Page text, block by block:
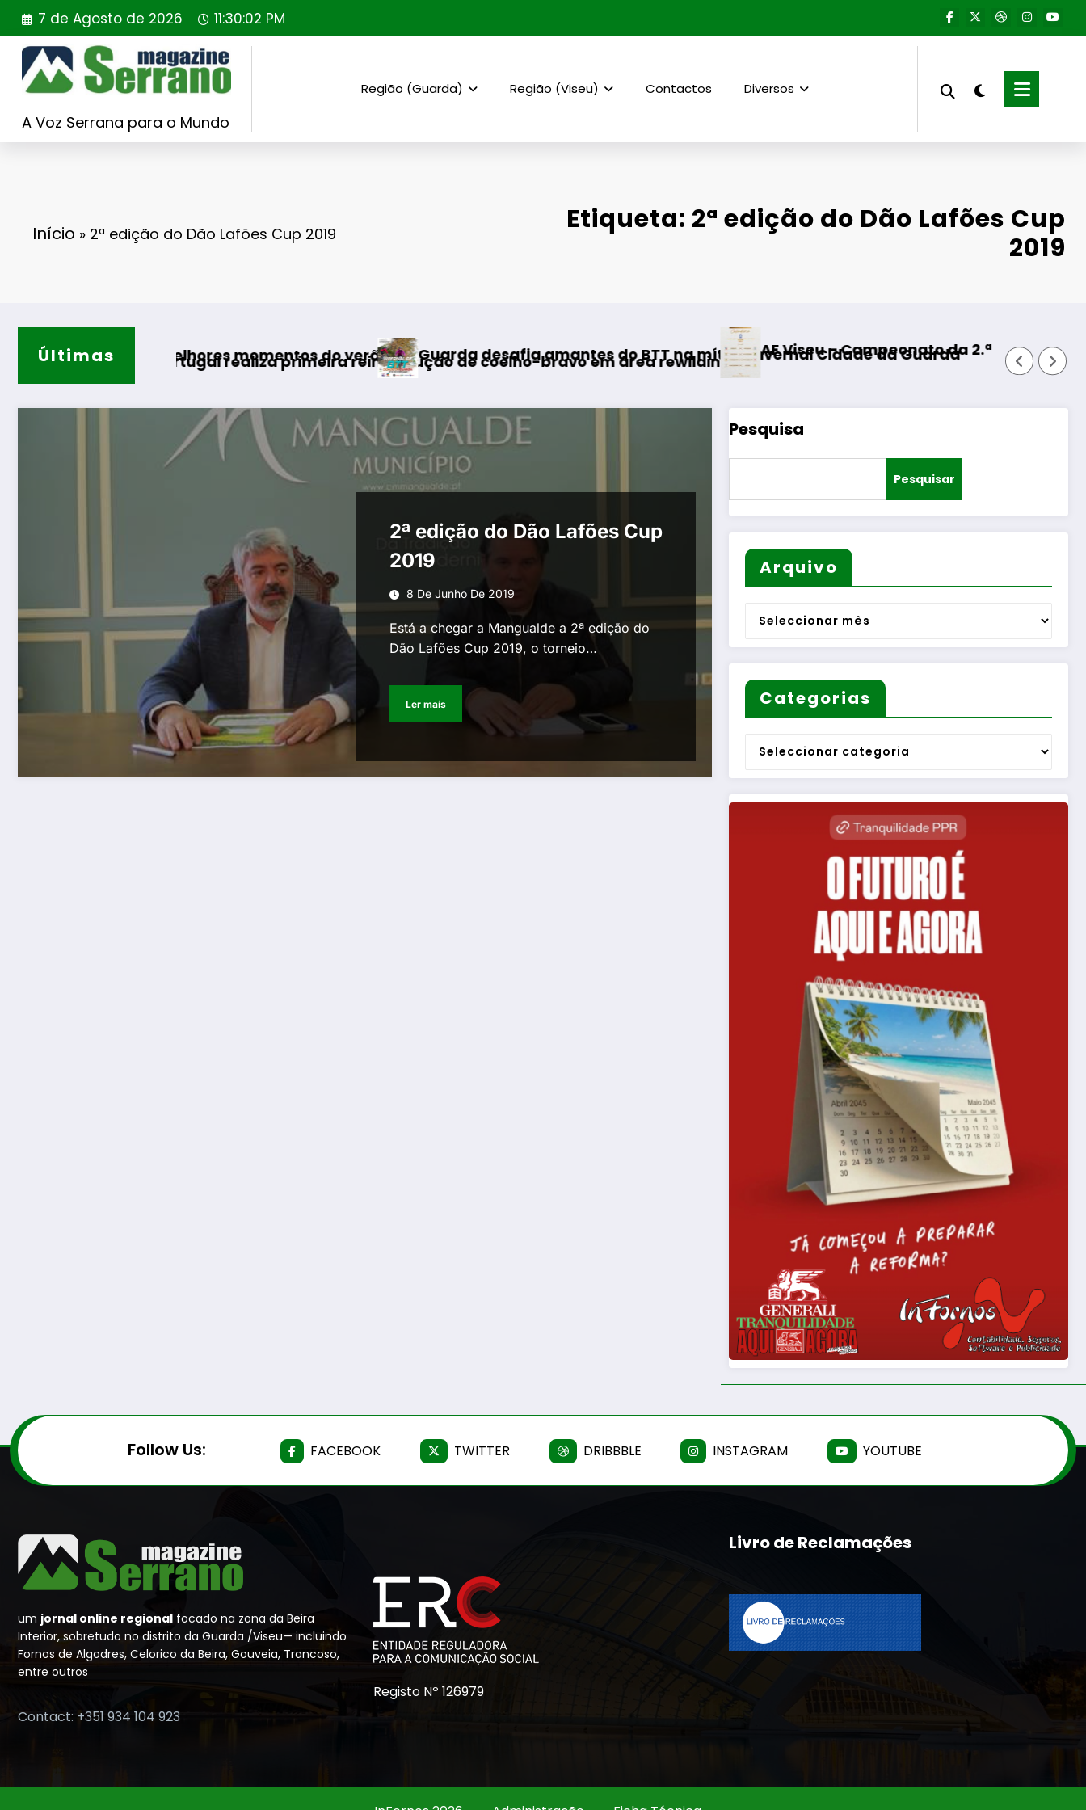
Saltar
para
conteúdo
7 de Agosto de 2026 11:30:03 PM
A Voz Serrana para o Mundo
Região (Guarda) Região (Viseu) Contactos Diversos
Início » 2ª edição do Dão Lafões Cup 2019
Etiqueta: 2ª edição do Dão Lafões Cup
2019
Últimas
os melhores momentos do verão
Portugal realiza primeira reintrodução de coelho-bravo em área rewilding
Guarda desafia amantes do BTT na mítica Invernal Cidade da Guarda
AF Viseu – Campeonato da 2.ª Divisão Distrital –Fornos de
2ª edição do Dão Lafões Cup
2019
8 De Junho De 2019
Está a chegar a Mangualde a 2ª edição do
Dão Lafões Cup 2019, o torneio…
Ler mais
Pesquisa
Pesquisar
Arquivo
Arquivo
Categorias
Categorias
Follow Us: FACEBOOK TWITTER DRIBBBLE INSTAGRAM YOUTUBE
um jornal online regional focado na zona da Beira
Interior, sobretudo no distrito da Guarda /Viseu— incluindo
Fornos de Algodres, Celorico da Beira, Gouveia, Trancoso,
entre outros
Contact: +351 934 104 923
Registo Nº 126979
Livro de Reclamações